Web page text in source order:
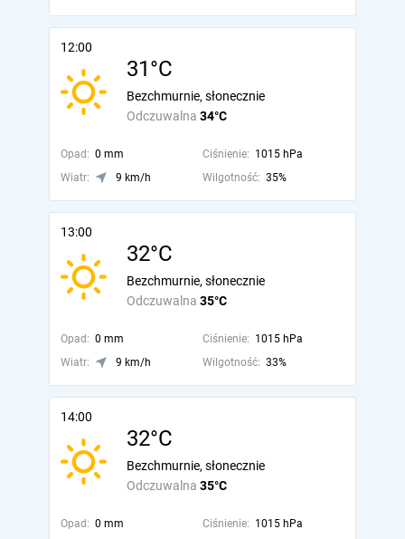
12:00
31°C
Odczuwalna 34°C
Bezchmurnie, słonecznie
Opad: 0 mm Ciśnienie: 1015 hPa
Wiatr:
9 km/h Wilgotność: 35%
13:00
32°C
Odczuwalna 35°C
Bezchmurnie, słonecznie
Opad: 0 mm Ciśnienie: 1015 hPa
Wiatr:
9 km/h Wilgotność: 33%
14:00
32°C
Odczuwalna 35°C
Bezchmurnie, słonecznie
Opad: 0 mm Ciśnienie: 1015 hPa